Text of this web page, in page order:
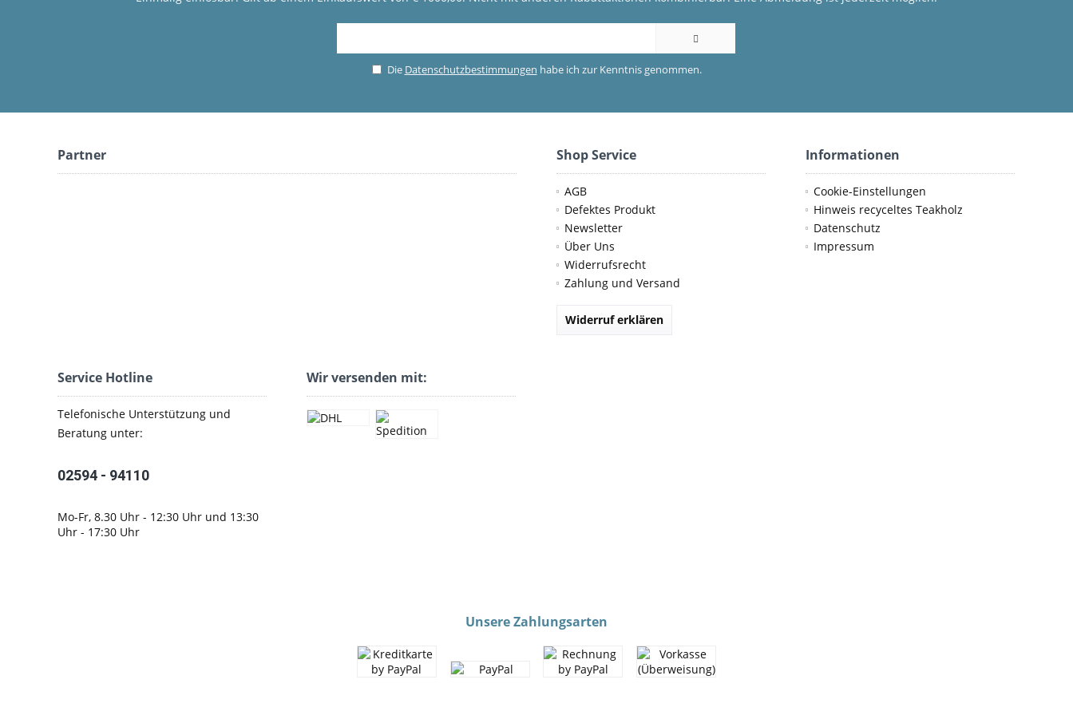
Die Datenschutzbestimmungen habe ich zur Kenntnis genommen.
Partner Shop Service
AGB
Defektes Produkt
Newsletter
Über Uns
Widerrufsrecht
Zahlung und Versand
Widerruf erklären
Informationen
Cookie-Einstellungen
Hinweis recyceltes Teakholz
Datenschutz
Impressum
Service Hotline
Telefonische Unterstützung und
Beratung unter:
02594 - 94110
Mo-Fr, 8.30 Uhr - 12:30 Uhr und 13:30
Uhr - 17:30 Uhr
Wir versenden mit:
Unsere Zahlungsarten